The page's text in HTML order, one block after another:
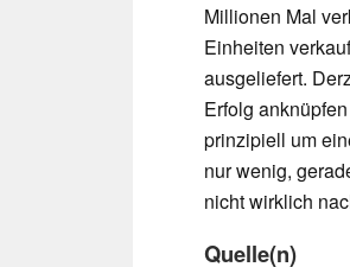
Millionen Mal
Einheiten
ausgeliefert.
Erfolg
prinzipiell um
nur wenig,
nicht wirklich
Quelle(n)